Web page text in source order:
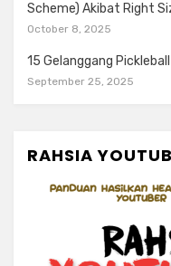
Scheme) Akibat Right
October 8, 2025
15 Gelanggang
September 25, 2025
RAHSIA